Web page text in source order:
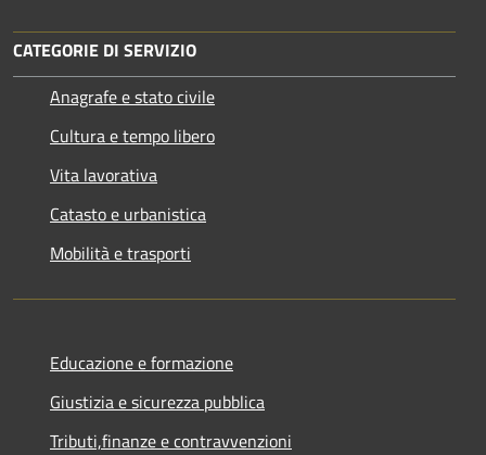
CATEGORIE DI SERVIZIO
Anagrafe e stato civile
Cultura e tempo libero
Vita lavorativa
Catasto e urbanistica
Mobilità e trasporti
Educazione e formazione
Giustizia e sicurezza pubblica
Tributi,finanze e contravvenzioni